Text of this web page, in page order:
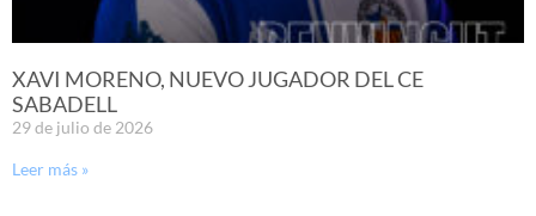
XAVI MORENO, NUEVO JUGADOR DEL CE
SABADELL
29 de julio de 2026
Leer más »